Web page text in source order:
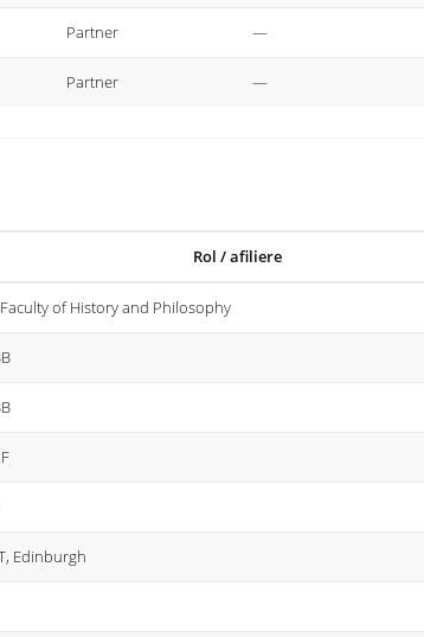
Partner —
Partner —
Rol / afiliere
of History and Philosophy
Edinburgh